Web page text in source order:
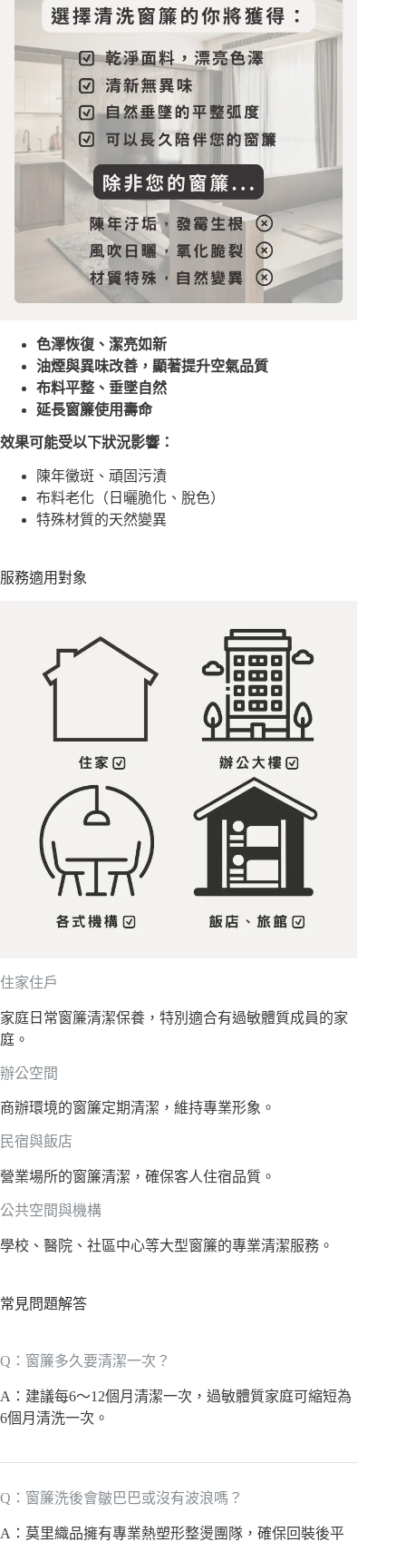
色澤恢復、潔亮如新
油煙與異味改善，顯著提升空氣品質
布料平整、垂墜自然
延長窗簾使用壽命
效果可能受以下狀況影響：
陳年黴斑、頑固污漬
布料老化（日曬脆化、脫色）
特殊材質的天然變異
服務適用對象
住家住戶
家庭日常窗簾清潔保養，特別適合有過敏體質成員的家
庭。
辦公空間
商辦環境的窗簾定期清潔，維持專業形象。
民宿與飯店
營業場所的窗簾清潔，確保客人住宿品質。
公共空間與機構
學校、醫院、社區中心等大型窗簾的專業清潔服務。
常見問題解答
Q：窗簾多久要清潔一次？
A：建議每6～12個月清潔一次，過敏體質家庭可縮短為
6個月清洗一次。
Q：窗簾洗後會皺巴巴或沒有波浪嗎？
A：莫里織品擁有專業熱塑形整燙團隊，確保回裝後平